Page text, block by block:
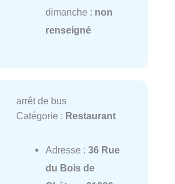
dimanche : non
renseigné
arrêt de bus
Catégorie : Restaurant
Adresse : 36 Rue
du Bois de